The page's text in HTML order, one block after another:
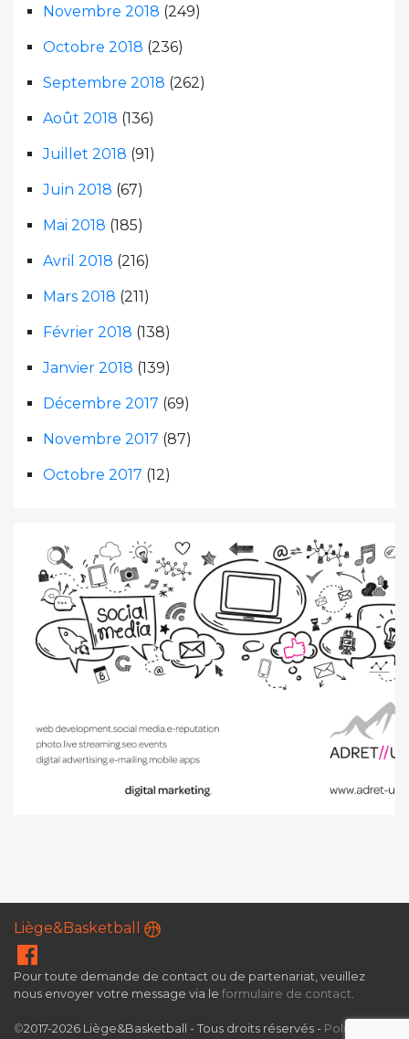
Novembre 2018 (249)
Octobre 2018 (236)
Septembre 2018 (262)
Août 2018 (136)
Juillet 2018 (91)
Juin 2018 (67)
Mai 2018 (185)
Avril 2018 (216)
Mars 2018 (211)
Février 2018 (138)
Janvier 2018 (139)
Décembre 2017 (69)
Novembre 2017 (87)
Octobre 2017 (12)
Liège&Basketball
Pour toute demande de contact ou de partenariat, veuillez
nous envoyer votre message via le formulaire de contact.
©2017-2026 Liège&Basketball - Tous droits réservés - Politique